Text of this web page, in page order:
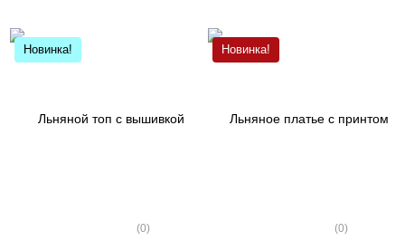
Новинка!
(0)
Новинка!
(0)